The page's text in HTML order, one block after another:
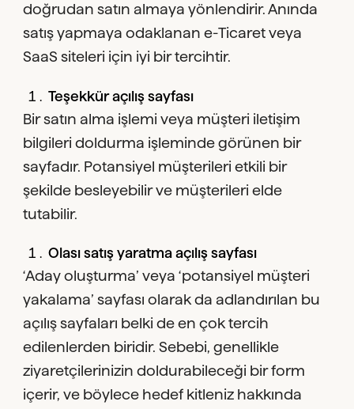
doğrudan satın almaya yönlendirir. Anında
satış yapmaya odaklanan e-Ticaret veya
SaaS siteleri için iyi bir tercihtir.
Teşekkür açılış sayfası
Bir satın alma işlemi veya müşteri iletişim
bilgileri doldurma işleminde görünen bir
sayfadır. Potansiyel müşterileri etkili bir
şekilde besleyebilir ve müşterileri elde
tutabilir.
Olası satış yaratma açılış sayfası
‘Aday oluşturma’ veya ‘potansiyel müşteri
yakalama’ sayfası olarak da adlandırılan bu
açılış sayfaları belki de en çok tercih
edilenlerden biridir. Sebebi, genellikle
ziyaretçilerinizin doldurabileceği bir form
içerir, ve böylece hedef kitleniz hakkında